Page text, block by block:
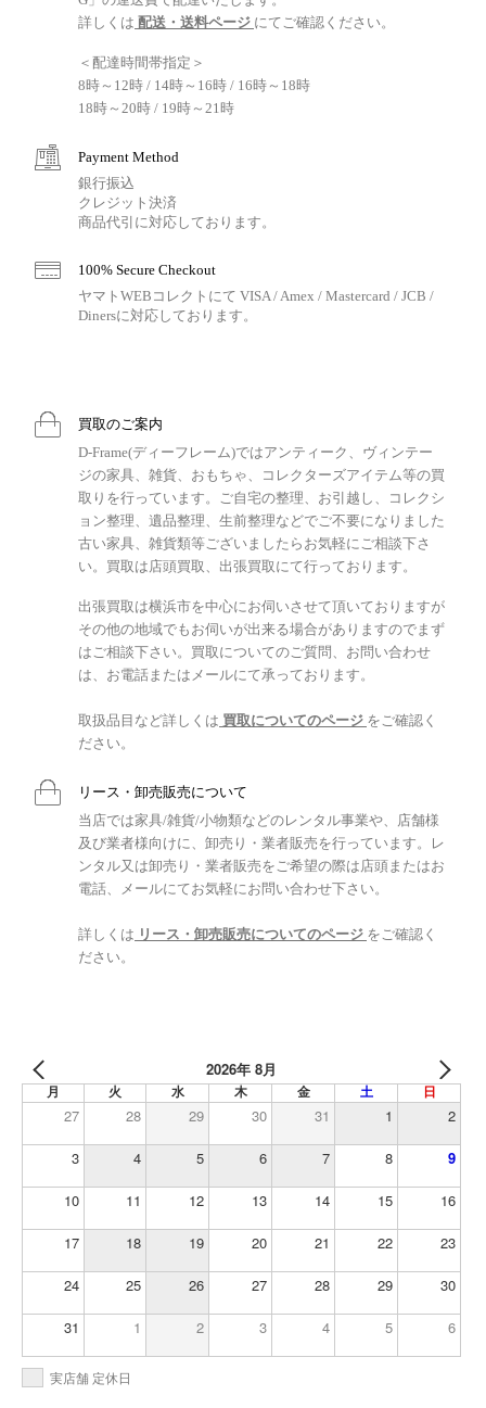
詳しくは 配送・送料ページ にてご確認ください。
＜配達時間帯指定＞
8時～12時 / 14時～16時 / 16時～18時
18時～20時 / 19時～21時
Payment Method
銀行振込
クレジット決済
商品代引に対応しております。
100% Secure Checkout
ヤマトWEBコレクトにて VISA / Amex / Mastercard / JCB /
Dinersに対応しております。
買取のご案内
D-Frame(ディーフレーム)ではアンティーク、ヴィンテー
ジの家具、雑貨、おもちゃ、コレクターズアイテム等の買
取りを行っています。ご自宅の整理、お引越し、コレクシ
ョン整理、遺品整理、生前整理などでご不要になりました
古い家具、雑貨類等ございましたらお気軽にご相談下さ
い。買取は店頭買取、出張買取にて行っております。
出張買取は横浜市を中心にお伺いさせて頂いておりますが
その他の地域でもお伺いが出来る場合がありますのでまず
はご相談下さい。買取についてのご質問、お問い合わせ
は、お電話またはメールにて承っております。
取扱品目など詳しくは 買取についてのページ をご確認く
ださい。
リース・卸売販売について
当店では家具/雑貨/小物類などのレンタル事業や、店舗様
及び業者様向けに、卸売り・業者販売を行っています。レ
ンタル又は卸売り・業者販売をご希望の際は店頭またはお
電話、メールにてお気軽にお問い合わせ下さい。
詳しくは リース・卸売販売についてのページ をご確認く
ださい。
2026年 8月
月 火 水 木 金 土 日
27 28 29 30 31 1 2
3 4 5 6 7 8 9
10 11 12 13 14 15 16
17 18 19 20 21 22 23
24 25 26 27 28 29 30
31 1 2 3 4 5 6
実店舗 定休日